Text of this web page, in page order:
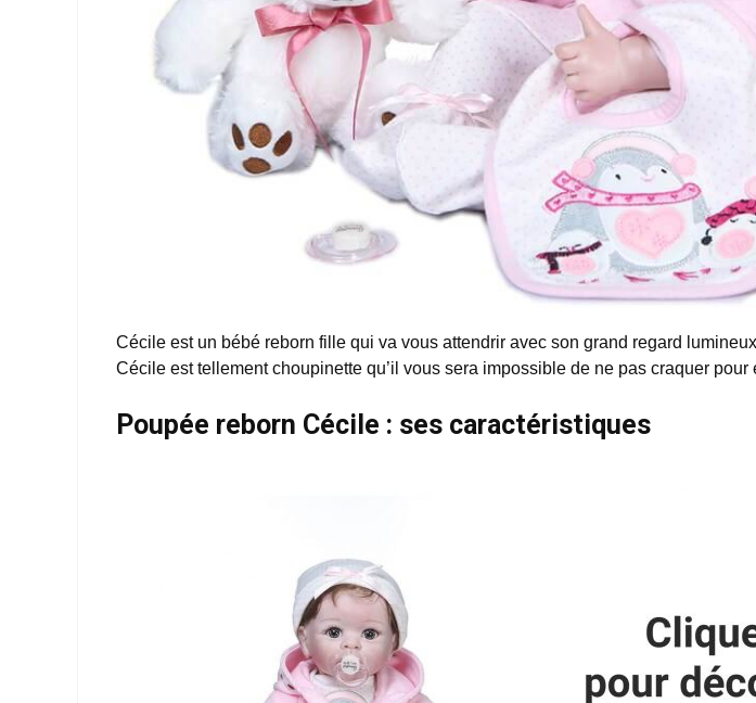
Cécile est un bébé reborn fille qui va vous attendrir avec son grand regard
Cécile est tellement choupinette qu’il vous sera impossible de ne pas craquer pour
Poupée reborn Cécile : ses caractéristiques